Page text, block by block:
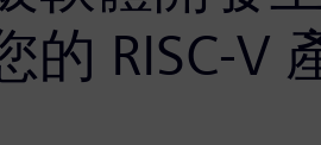
的 RISC-V